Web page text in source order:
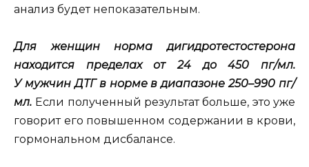
анализ будет непоказательным.
Для женщин норма дигидротестостерона
находится пределах от 24 до 450 пг/мл.
У мужчин ДТГ в норме в диапазоне 250–990 пг/
мл. Если полученный результат больше, это уже
говорит его повышенном содержании в крови,
гормональном дисбалансе.